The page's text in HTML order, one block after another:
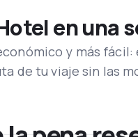
en una
y más
de tu viaje sin las